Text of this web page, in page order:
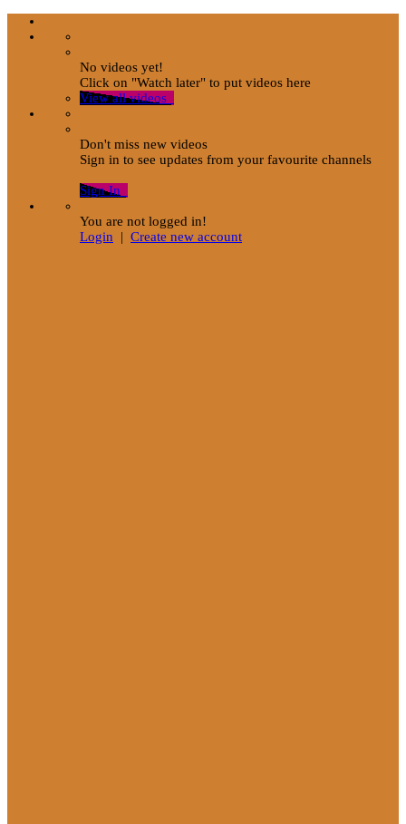
No videos yet!
Click on "Watch later" to put videos here
View all videos
Don't miss new videos
Sign in to see updates from your favourite channels
Sign In
You are not logged in!
Login | Create new account